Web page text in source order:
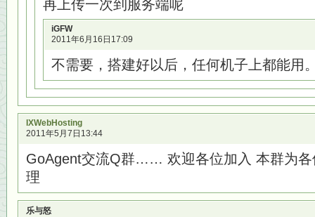
再上传一次到服务端呢
iGFW
2011年6月16日17:09
不需要，搭建好以后，任何机子上都能用
IXWebHosting
2011年5月7日13:44
GoAgent交流Q群…… 欢迎各位加入 本群为各
理
乐与怒